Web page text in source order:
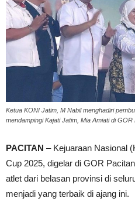
Ketua KONI Jatim, M Nabil menghadiri
mendampingi Kajati Jatim, Mia Amiati di GOR
PACITAN – Kejuaraan Nasional
Cup 2025, digelar di GOR
atlet dari belasan provinsi di
menjadi yang terbaik di ajang ini.